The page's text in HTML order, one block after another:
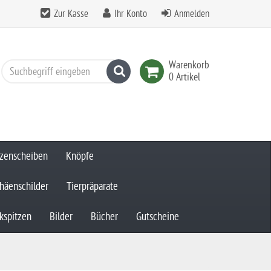
Zur Kasse Ihr Konto Anmelden
Warenkorb
0 Artikel
Suchen
Knöpfe
Tierpräparate
Bilder Bücher Gutscheine